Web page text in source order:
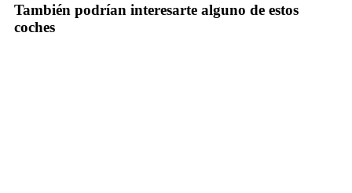
También podrían interesarte alguno de estos
coches